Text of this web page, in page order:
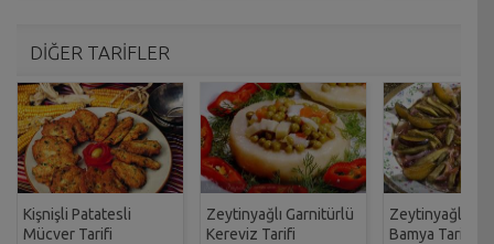
DİĞER TARİFLER
Kişnişli Patatesli
Mücver Tarifi
Zeytinyağlı Garnitürlü
Kereviz Tarifi
Zeytinyağlı
Bamya Tarifi